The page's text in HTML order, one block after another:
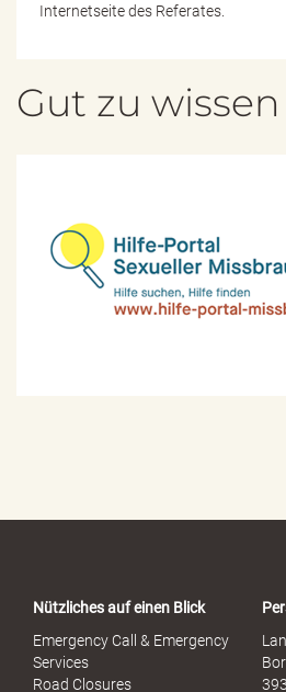
Internetseite des Referates.
Gut zu wissen
o
Nützliches auf einen Blick
Emergency Call & Emergency
Services
Road Closures